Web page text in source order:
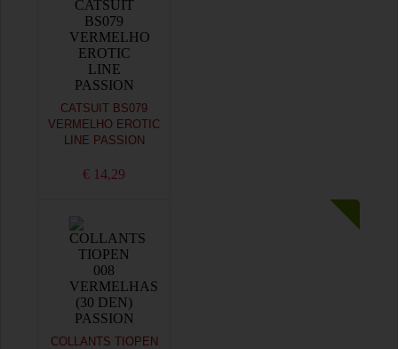
CATSUIT BS079
VERMELHO EROTIC
LINE PASSION
€ 14,29
COLLANTS TIOPEN